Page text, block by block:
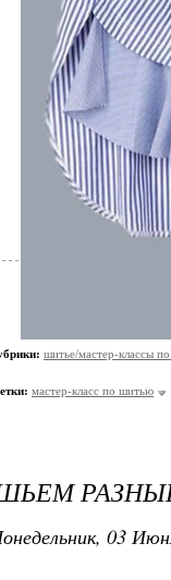
шитье/мастер-классы
мастер-класс по шитью
03